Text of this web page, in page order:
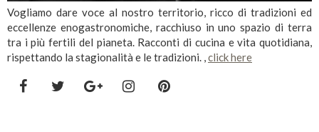
Vogliamo dare voce al nostro territorio, ricco di tradizioni ed
eccellenze enogastronomiche, racchiuso in uno spazio di terra
tra i più fertili del pianeta. Racconti di cucina e vita quotidiana,
rispettando la stagionalità e le tradizioni. , click here